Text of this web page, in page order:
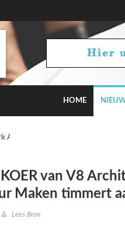
HOME
Architecten draagt met Camden
van V8
Maken timmert
Lees Bron